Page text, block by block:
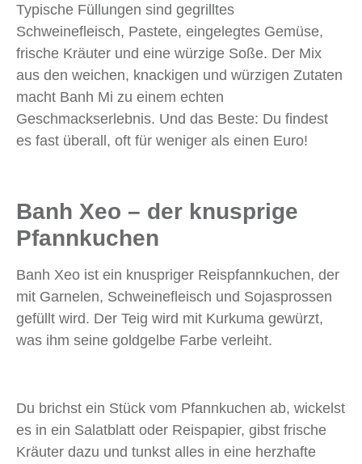
Typische Füllungen sind gegrilltes
Schweinefleisch, Pastete, eingelegtes Gemüse,
frische Kräuter und eine würzige Soße. Der Mix
aus den weichen, knackigen und würzigen Zutaten
macht Banh Mi zu einem echten
Geschmackserlebnis. Und das Beste: Du findest
es fast überall, oft für weniger als einen Euro!
Banh Xeo – der knusprige
Pfannkuchen
Banh Xeo ist ein knuspriger Reispfannkuchen, der
mit Garnelen, Schweinefleisch und Sojasprossen
gefüllt wird. Der Teig wird mit Kurkuma gewürzt,
was ihm seine goldgelbe Farbe verleiht.
Du brichst ein Stück vom Pfannkuchen ab, wickelst
es in ein Salatblatt oder Reispapier, gibst frische
Kräuter dazu und tunkst alles in eine herzhafte